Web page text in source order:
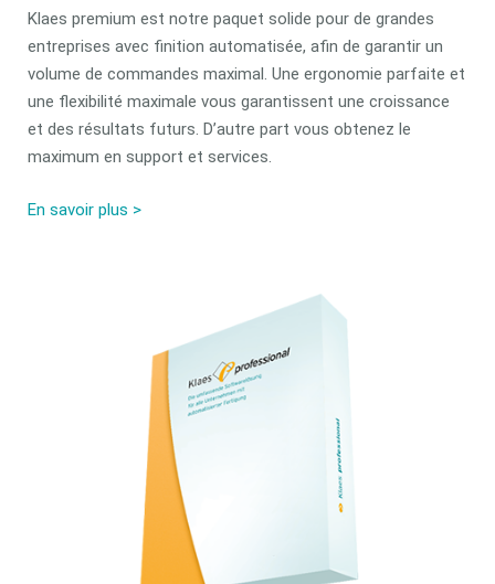
Klaes premium est notre paquet solide pour de grandes
entreprises avec finition automatisée, afin de garantir un
volume de commandes maximal. Une ergonomie parfaite et
une flexibilité maximale vous garantissent une croissance
et des résultats futurs. D’autre part vous obtenez le
maximum en support et services.
En savoir plus >